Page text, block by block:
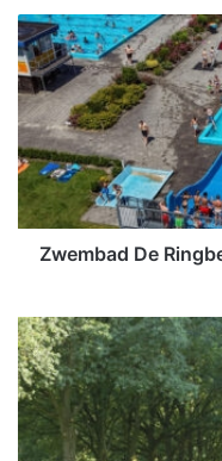
Z
w
e
m
b
a
d
D
e
g
b
e
r
g
s
Zwembad De
F
i
e
t
e